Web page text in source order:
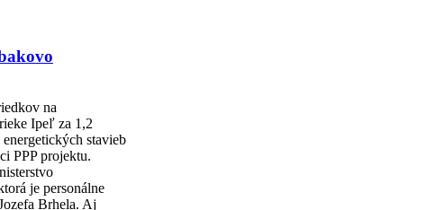
na
Ipeľ za 1,2
stavieb
PPP projektu.
je personálne
Brhela. Aj